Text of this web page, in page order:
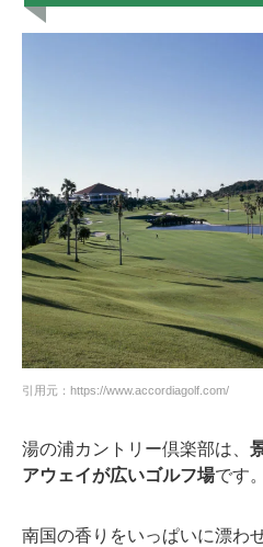
引用元：https://www.accordiagolf.com/
湯の浦カントリー倶楽部は、
アウェイが広いゴルフ場です。
南国の香りをいっぱいに漂わ